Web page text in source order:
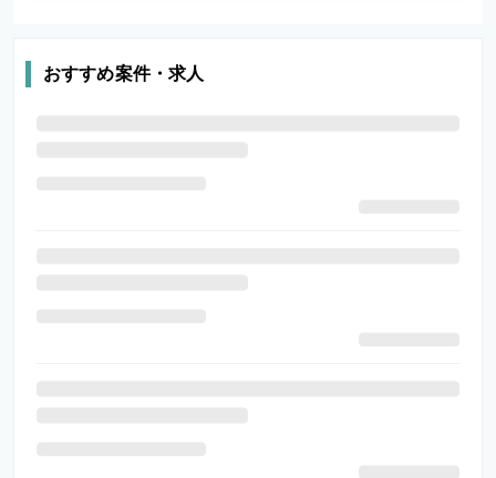
おすすめ案件・求人